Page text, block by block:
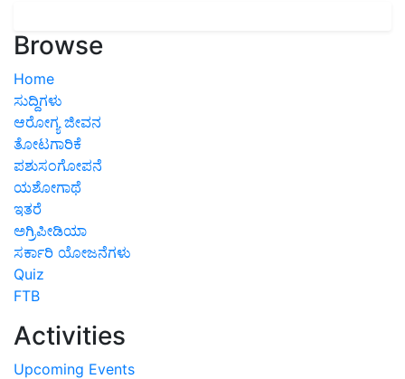
Browse
Home
ಸುದ್ದಿಗಳು
ಆರೋಗ್ಯ ಜೀವನ
ತೋಟಗಾರಿಕೆ
ಪಶುಸಂಗೋಪನೆ
ಯಶೋಗಾಥೆ
ಇತರೆ
ಅಗ್ರಿಪೀಡಿಯಾ
ಸರ್ಕಾರಿ ಯೋಜನೆಗಳು
Quiz
FTB
Activities
Upcoming Events